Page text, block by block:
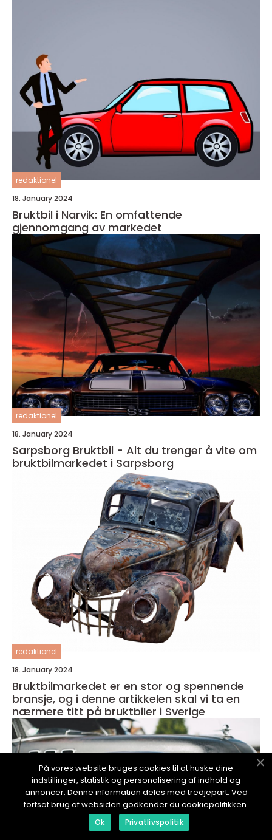
redaktionel
18. January 2024
Bruktbil i Narvik: En omfattende
gjennomgang av markedet
redaktionel
18. January 2024
Sarpsborg Bruktbil - Alt du trenger å vite om
bruktbilmarkedet i Sarpsborg
redaktionel
18. January 2024
Bruktbilmarkedet er en stor og spennende
bransje, og i denne artikkelen skal vi ta en
nærmere titt på bruktbiler i Sverige
På vores website bruges cookies til at huske dine
indstillinger, statistik og personalisering af indhold og
annoncer. Denne information deles med tredjepart. Ved
fortsat brug af websiden godkender du cookiepolitikken.
Ok Privatlivspolitik